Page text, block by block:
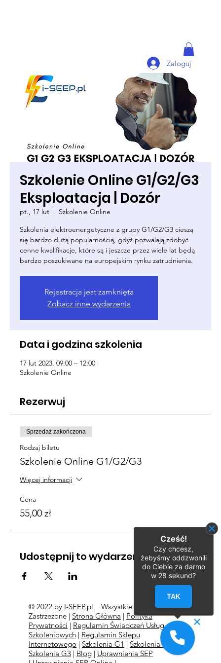
Zaloguj
Szkolenie Online G1/G2/G3
Eksploatacja | Dozór
pt., 17 lut
  |
Szkolenie Online
Szkolenia elektroenergetyczne z grupy G1/G2/G3 cieszą
się bardzo dużą popularnością, gdyż pozwalają zdobyć
cenne kwalifikacje, które są i jeszcze przez wiele lat będą
bardzo poszukiwane na europejskim rynku zatrudnienia.
Rejestracja jest zamknięta
Zobacz inne wydarzenia
Data i godzina szkolenia
17 lut 2023, 09:00 – 12:00
Szkolenie Online
Rezerwuj
Sprzedaż zakończona
Rodzaj biletu
Szkolenie Online G1/G2/G3
Więcej informacji
Cena
55,00 zł
Udostępnij to wydarzenie
© 2022 by I-SEEP.pl
Wszystkie Prawa
Zastrzeżone | Strona Główna | Polityka
Prywatności | Regulamin Świadczeń Usług
Szkoleniowych| Regulamin Sklepu
Internetowego | Szkolenia G1 | Szkolenia G2
l
Szkolenia G3 | Blog| Uprawnienia SEP
Cześć!
Czy chcesz,
żebyśmy oddzwonili
do Ciebie za darmo
w 28 sekund?
TAK